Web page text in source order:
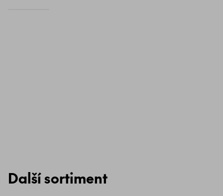
Další sortiment